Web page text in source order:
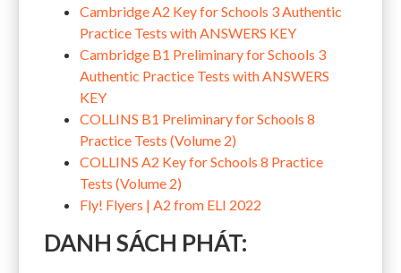
Cambridge A2 Key for Schools 3 Authentic
Practice Tests with ANSWERS KEY
Cambridge B1 Preliminary for Schools 3
Authentic Practice Tests with ANSWERS
KEY
COLLINS B1 Preliminary for Schools 8
Practice Tests (Volume 2)
COLLINS A2 Key for Schools 8 Practice
Tests (Volume 2)
Fly! Flyers | A2 from ELI 2022
DANH SÁCH PHÁT: